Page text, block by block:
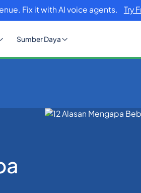
Fix it with AI voice agents. Try
Sumber Daya